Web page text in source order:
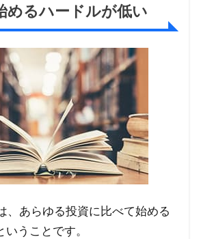
めるハードルが低い
、あらゆる投資に比べて始める
うことです。